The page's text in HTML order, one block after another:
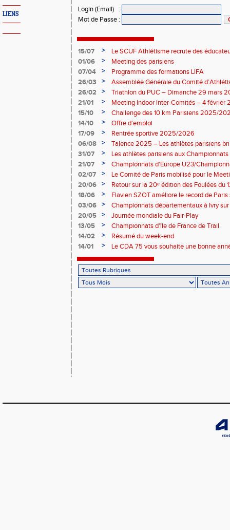
LIENS
Login (Email)
:
Mot de Passe :
15/07 >
Le SCUF Athlétisme recrute des
2026-2027 !
01/06 >
Meeting des parisiens
07/04
>
Programme des formations LIFA
26/03
>
Assemblée Générale du Comité
26/02
>
Triathlon du PUC – Dimanche 29 mars
21/01
>
Meeting Indoor Inter-Comités – 4 février
15/10
>
Challenge des 10 km Parisiens 2025/
14/10
>
Offre d'emploi
17/09
>
Rentrée sportive 2025/2026
06/08
>
Talence 2025 – Les athlètes parisiens
de France Élite
31/07 >
Les athlètes parisiens aux
21/07
>
Championnats d'Europe U23/
02/07
>
Le Comité de Paris mobilisé pour le
20/06
>
Retour sur la 20ᵉ édition des Foulées du
18/06
>
Flavien SZOT améliore le record de Paris
03/06
>
Championnats départementaux à Ivry
20/05
>
Journée mondiale du Fair-Play
13/05
>
Championnats d'île de France de Trail
14/02
>
Résumé du week-end
14/01
> Le CDA 75 vous souhaite une bonne